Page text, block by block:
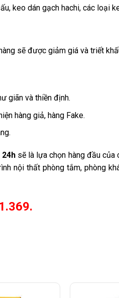
keo dán gạch hachi, các loại
sẽ được giảm giá và triết
giãn và thiền định.
hàng giả, hàng Fake.
24h sẽ là lựa chọn hàng đầu
nội thất phòng tắm, phòng